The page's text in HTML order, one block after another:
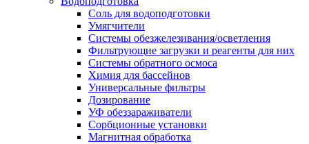
Соль для водоподготовки
Умягчители
Системы обезжелезивания/осветления
Фильтрующие загрузки и реагенты для них
Системы обратного осмоса
Химия для бассейнов
Универсальные фильтры
Дозирование
УФ обеззараживатели
Сорбционные установки
Магнитная обработка